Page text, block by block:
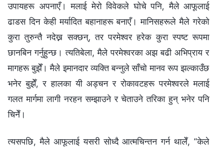
उपायहरू अपनाएँ। मलाई मेरो विवेकले घोचे पनि, मैले आफूलाई
ढाडस दिन केही मर्यादित बहानाहरू बनाएँ। मानिसहरूले मैले गरेको
कुरा तुरुन्तै नदेख्न सक्छन्, तर परमेश्‍वर हरेक कुरा स्पष्ट रूपमा
छानबिन गर्नुहुन्छ। त्यतिबेला, मैले परमेश्‍वरका अझ बढी अभिप्राय र
मागहरू बुझेँ। मैले इमानदार व्यक्ति बन्नुले साँचो मानव रूप झल्काउँछ
भनेर बुझेँ, र हालका यी अड्चन र रोकावटहरू परमेश्‍वरले मलाई
गलत मार्गमा लागी नरहन सम्झाउने र चेताउने तरिका हुन् भनेर पनि
चिनेँ।
त्यसपछि, मैले आफूलाई यसरी सोध्दै आत्मचिन्तन गर्न थालेँ, “केले